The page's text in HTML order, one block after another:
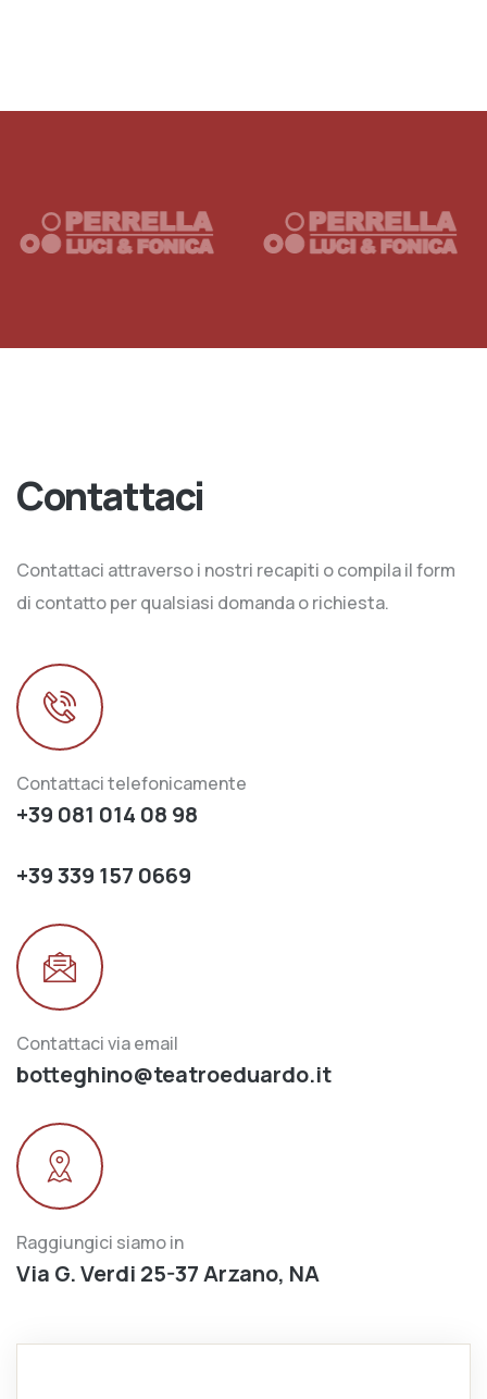
Contattaci
Contattaci attraverso i nostri recapiti o compila il form
di contatto per qualsiasi domanda o richiesta.
Contattaci telefonicamente
+39 081 014 08 98
+39 339 157 0669
Contattaci via email
botteghino@teatroeduardo.it
Raggiungici siamo in
Via G. Verdi 25-37 Arzano, NA